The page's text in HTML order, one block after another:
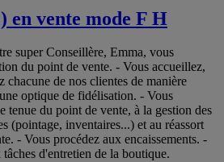
en vente mode F H
super Conseillère, Emma, vous
du point de vente. - Vous accueillez,
chacune de nos clientes de manière
optique de fidélisation. - Vous
tenue du point de vente, à la gestion des
(pointage, inventaires...) et au réassort
- Vous procédez aux encaissements. -
d'entretien de la boutique.